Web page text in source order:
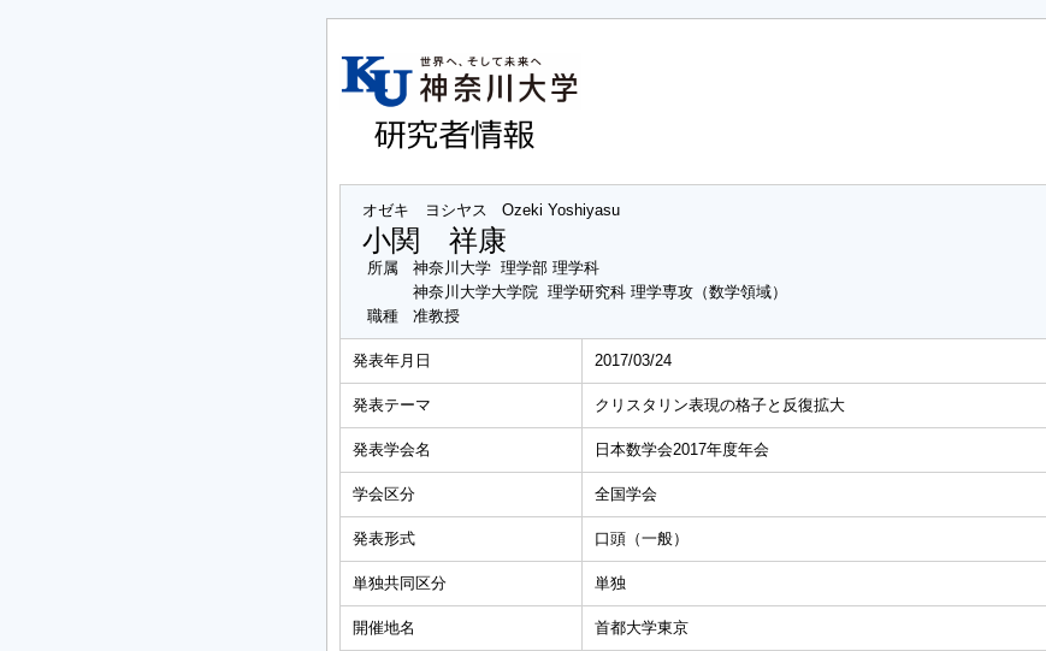
オゼキ ヨシヤス Ozeki Yoshiyasu
小関 祥康
所属
神奈川大学 理学部 理学科
神奈川大学大学院 理学研究科 理学専攻（数学領域）
職種
准教授
発表年月日 2017/03/24
発表テーマ クリスタリン表現の格子と反復拡大
発表学会名 日本数学会2017年度年会
学会区分 全国学会
発表形式 口頭（一般）
単独共同区分 単独
開催地名 首都大学東京